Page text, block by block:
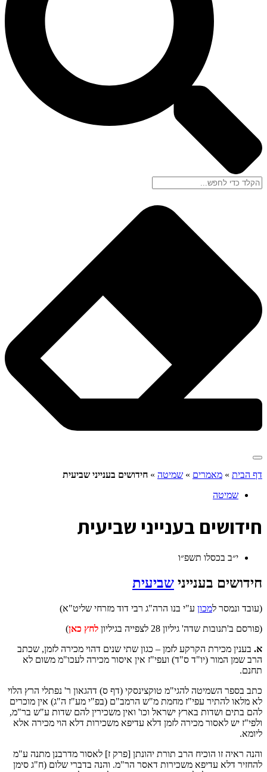
דף הבית » מאמרים » שמיטה » חידושים בענייני שביעית
שמיטה
חידושים בענייני שביעית
י״ב בכסלו תשפ״ו
חידושים בענייני שביעית
(עובד ונמסר למכון ע"י בנו הרה"ג רבי דוד מזרחי שליט"א)
(פורסם ב'תנובות שדה' גיליון 28 לצפייה בגיליון
לחץ כאן)
א. בענין מכירת הקרקע לזמן – כגון שתי שנים דהוי מכירה לזמן, שכתב
הרב שמן המור (יו"ד ס"ד) ועפי"ז אין איסור מכירה לעכו"מ משום לא
תחנם.
כתב בספר השמיטה להגי"מ טוקצינסקי (דף ס) דהגאון ר' נפתלי הרץ הלוי
לא מלאו להתיר עפי"ז מחמת מ"ש הרמב"ם (בפ"י מע"ז ה"ג) אין מוכרים
להם בתים ושדות בארץ ישראל וכו' ואין משכירין להם שדות ע"ש בר"מ,
ולפי"ז יש לאסור מכירה לזמן דלא עדיפא משכירות דלא הוי מכירה אלא
ליומא.
והנה ראיה זו הוכיח הרב תורת יהונתן [פרק ז] לאסור מדרבנן מתנה ע"מ
להחזיר דלא עדיפא משכירות דאסר הר"מ. והנה בדברי שלום (ח"ג סימן